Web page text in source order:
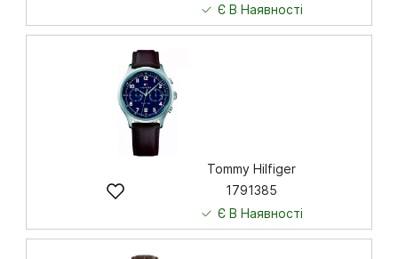
Є В Наявності
Tommy Hilfiger
1791385
Є В Наявності